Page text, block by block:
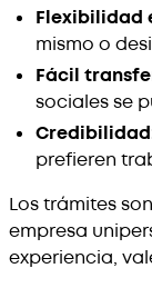
Flexibilidad
mismo o
Fácil
sociales se
prefieren
Los trámites
empresa
experiencia,